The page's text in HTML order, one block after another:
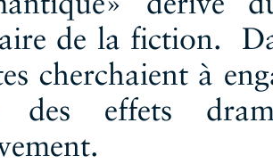
de la fiction.
cherchaient à
des effets